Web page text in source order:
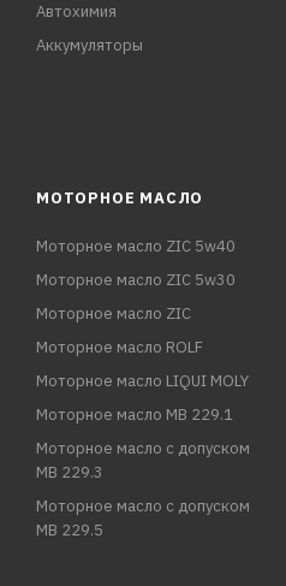
Автохимия
Аккумуляторы
МОТОРНОЕ МАСЛО
Моторное масло ZIC 5w40
Моторное масло ZIC 5w30
Моторное масло ZIC
Моторное масло ROLF
Моторное масло LIQUI MOLY
Моторное масло MB 229.1
Моторное масло с допуском
MB 229.3
Моторное масло с допуском
MB 229.5